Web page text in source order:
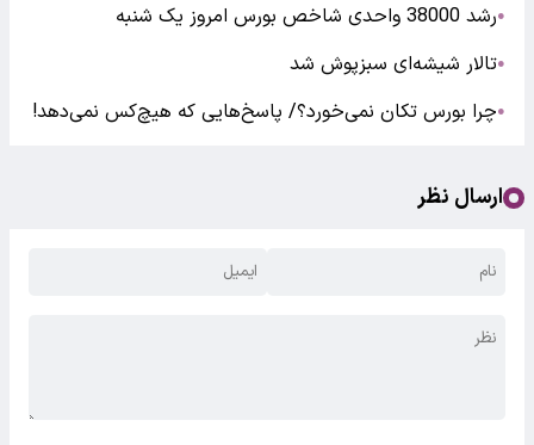
●رشد 38000 واحدی شاخص بورس امروز یک شنبه
●تالار شیشه‌ای سبزپوش شد
●چرا بورس تکان نمی‌خورد؟/ پاسخ‌هایی که هیچ‌کس نمی‌دهد!
ارسال نظر